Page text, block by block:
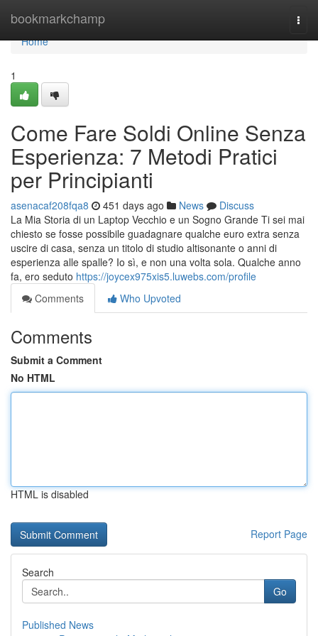
bookmarkchamp
Home
Home
1
Come Fare Soldi Online Senza
Esperienza: 7 Metodi Pratici
per Principianti
asenacaf208fqa8 451 days ago News
Discuss
La Mia Storia di un Laptop Vecchio e un Sogno Grande Ti sei mai
chiesto se fosse possibile guadagnare qualche euro extra senza
uscire di casa, senza un titolo di studio altisonante o anni di
esperienza alle spalle? Io sì, e non una volta sola. Qualche anno
fa, ero seduto https://joycex975xis5.luwebs.com/profile
Comments
Who Upvoted
Comments
Submit a Comment
No HTML
HTML is disabled
Report Page
Search
Go
Published News